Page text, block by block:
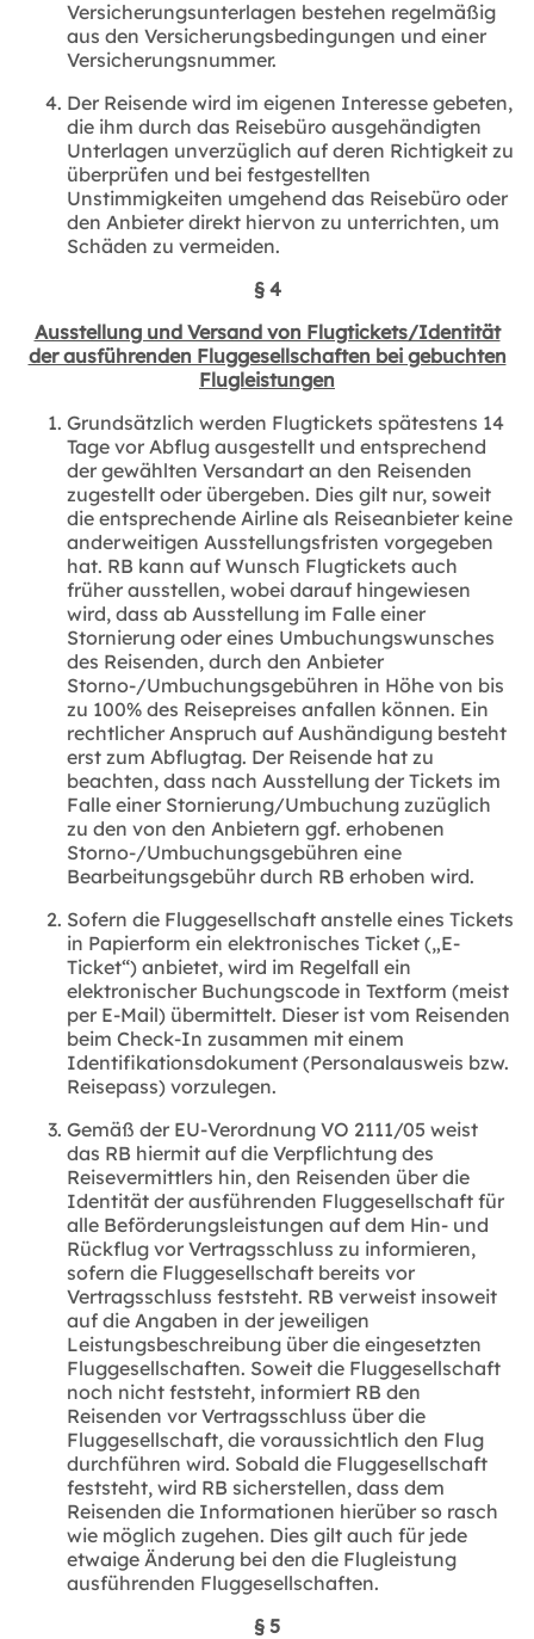
Versicherungsunterlagen bestehen regelmäßig
aus den Versicherungsbedingungen und einer
Versicherungsnummer.
Der Reisende wird im eigenen Interesse gebeten,
die ihm durch das Reisebüro ausgehändigten
Unterlagen unverzüglich auf deren Richtigkeit zu
überprüfen und bei festgestellten
Unstimmigkeiten umgehend das Reisebüro oder
den Anbieter direkt hiervon zu unterrichten, um
Schäden zu vermeiden.
§ 4
Ausstellung und Versand von Flugtickets/Identität
der ausführenden Fluggesellschaften bei gebuchten
Flugleistungen
Grundsätzlich werden Flugtickets spätestens 14
Tage vor Abflug ausgestellt und entsprechend
der gewählten Versandart an den Reisenden
zugestellt oder übergeben. Dies gilt nur, soweit
die entsprechende Airline als Reiseanbieter keine
anderweitigen Ausstellungsfristen vorgegeben
hat. RB kann auf Wunsch Flugtickets auch
früher ausstellen, wobei darauf hingewiesen
wird, dass ab Ausstellung im Falle einer
Stornierung oder eines Umbuchungswunsches
des Reisenden, durch den Anbieter
Storno‑/Umbuchungsgebühren in Höhe von bis
zu 100% des Reisepreises anfallen können. Ein
rechtlicher Anspruch auf Aushändigung besteht
erst zum Abflugtag. Der Reisende hat zu
beachten, dass nach Ausstellung der Tickets im
Falle einer Stornierung/Umbuchung zuzüglich
zu den von den Anbietern ggf. erhobenen
Storno‑/Umbuchungsgebühren eine
Bearbeitungsgebühr durch RB erhoben wird.
Sofern die Fluggesellschaft anstelle eines Tickets
in Papierform ein elektronisches Ticket („E-
Ticket“) anbietet, wird im Regelfall ein
elektronischer Buchungscode in Textform (meist
per E-Mail) übermittelt. Dieser ist vom Reisenden
beim Check-In zusammen mit einem
Identifikationsdokument (Personalausweis bzw.
Reisepass) vorzulegen.
Gemäß der EU-Verordnung VO 2111/05 weist
das RB hiermit auf die Verpflichtung des
Reisevermittlers hin, den Reisenden über die
Identität der ausführenden Fluggesellschaft für
alle Beförderungsleistungen auf dem Hin- und
Rückflug vor Vertragsschluss zu informieren,
sofern die Fluggesellschaft bereits vor
Vertragsschluss feststeht. RB verweist insoweit
auf die Angaben in der jeweiligen
Leistungsbeschreibung über die eingesetzten
Fluggesellschaften. Soweit die Fluggesellschaft
noch nicht feststeht, informiert RB den
Reisenden vor Vertragsschluss über die
Fluggesellschaft, die voraussichtlich den Flug
durchführen wird. Sobald die Fluggesellschaft
feststeht, wird RB sicherstellen, dass dem
Reisenden die Informationen hierüber so rasch
wie möglich zugehen. Dies gilt auch für jede
etwaige Änderung bei den die Flugleistung
ausführenden Fluggesellschaften.
§ 5